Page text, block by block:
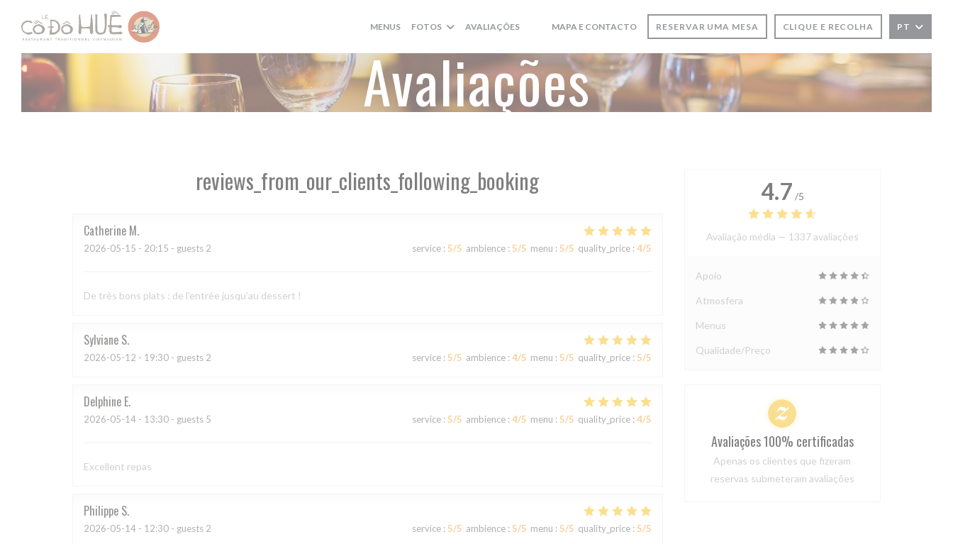
Painel de Gerenciamento de Cookies
MENUS FOTOS AVALIAÇÕES
((ABRE NUMA NOVA JANELA))
((ABRE NUMA NOVA JANELA))
MAPA E CONTACTO RESERVAR UMA MESA CLIQUE E RECOLHA PT
Avaliações
reviews_from_our_clients_following_booking
Catherine M
2026-05-15 - 20:15 - guests 2 service: 5/5 ambience: 5/5 menu : 5/5 quality_price: 4/5
De très bons plats : de l'entrée jusqu'au dessert !
Sylviane S
2026-05-12 - 19:30 - guests 2 service: 5/5 ambience: 4/5 menu : 5/5 quality_price: 5/5
Delphine E
2026-05-14 - 13:30 - guests 5 service: 5/5 ambience: 4/5 menu : 5/5 quality_price: 4/5
Excellent repas
Philippe S
2026-05-14 - 12:30 - guests 2 service: 5/5 ambience: 5/5 menu : 5/5 quality_price: 5/5
4.7 /5
Avaliação média — 1337 avaliações
Apoio
Atmosfera
Menus
Qualidade/Preço
Avaliações 100% certificadas
Apenas os clientes que fizeram
reservas submeteram avaliações